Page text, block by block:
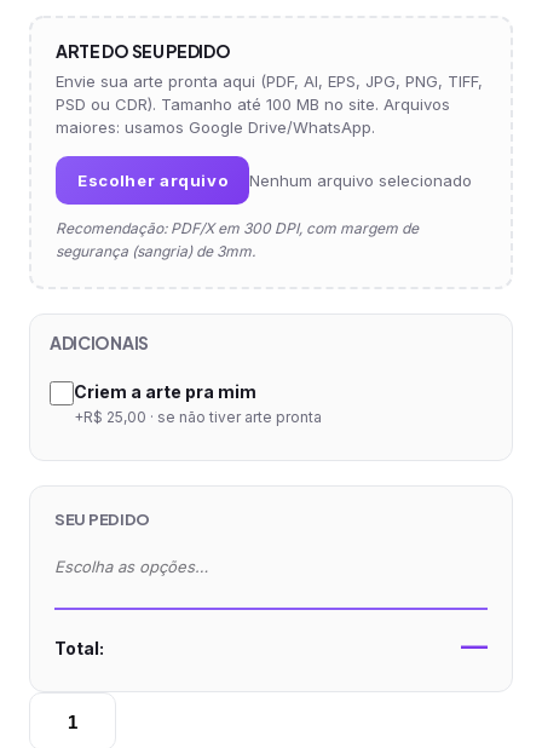
ARTE DO SEU PEDIDO
Envie sua arte pronta aqui (PDF, AI, EPS, JPG, PNG, TIFF,
PSD ou CDR). Tamanho até 100 MB no site. Arquivos
maiores: usamos Google Drive/WhatsApp.
Escolher arquivo Nenhum arquivo selecionado
Recomendação: PDF/X em 300 DPI, com margem de
segurança (sangria) de 3mm.
ADICIONAIS
Criem a arte pra mim
+R$ 25,00 · se não tiver arte pronta
SEU PEDIDO
Escolha as opções…
Total: —
Folder